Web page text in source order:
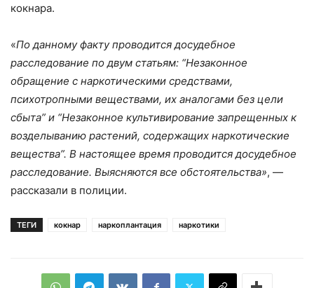
кокнара.
«По данному факту проводится досудебное
расследование по двум статьям: “Незаконное
обращение с наркотическими средствами,
психотропными веществами, их аналогами без цели
сбыта” и “Незаконное культивирование запрещенных к
возделыванию растений, содержащих наркотические
вещества”. В настоящее время проводится досудебное
расследование. Выясняются все обстоятельства», —
рассказали в полиции.
ТЕГИ кокнар наркоплантация наркотики